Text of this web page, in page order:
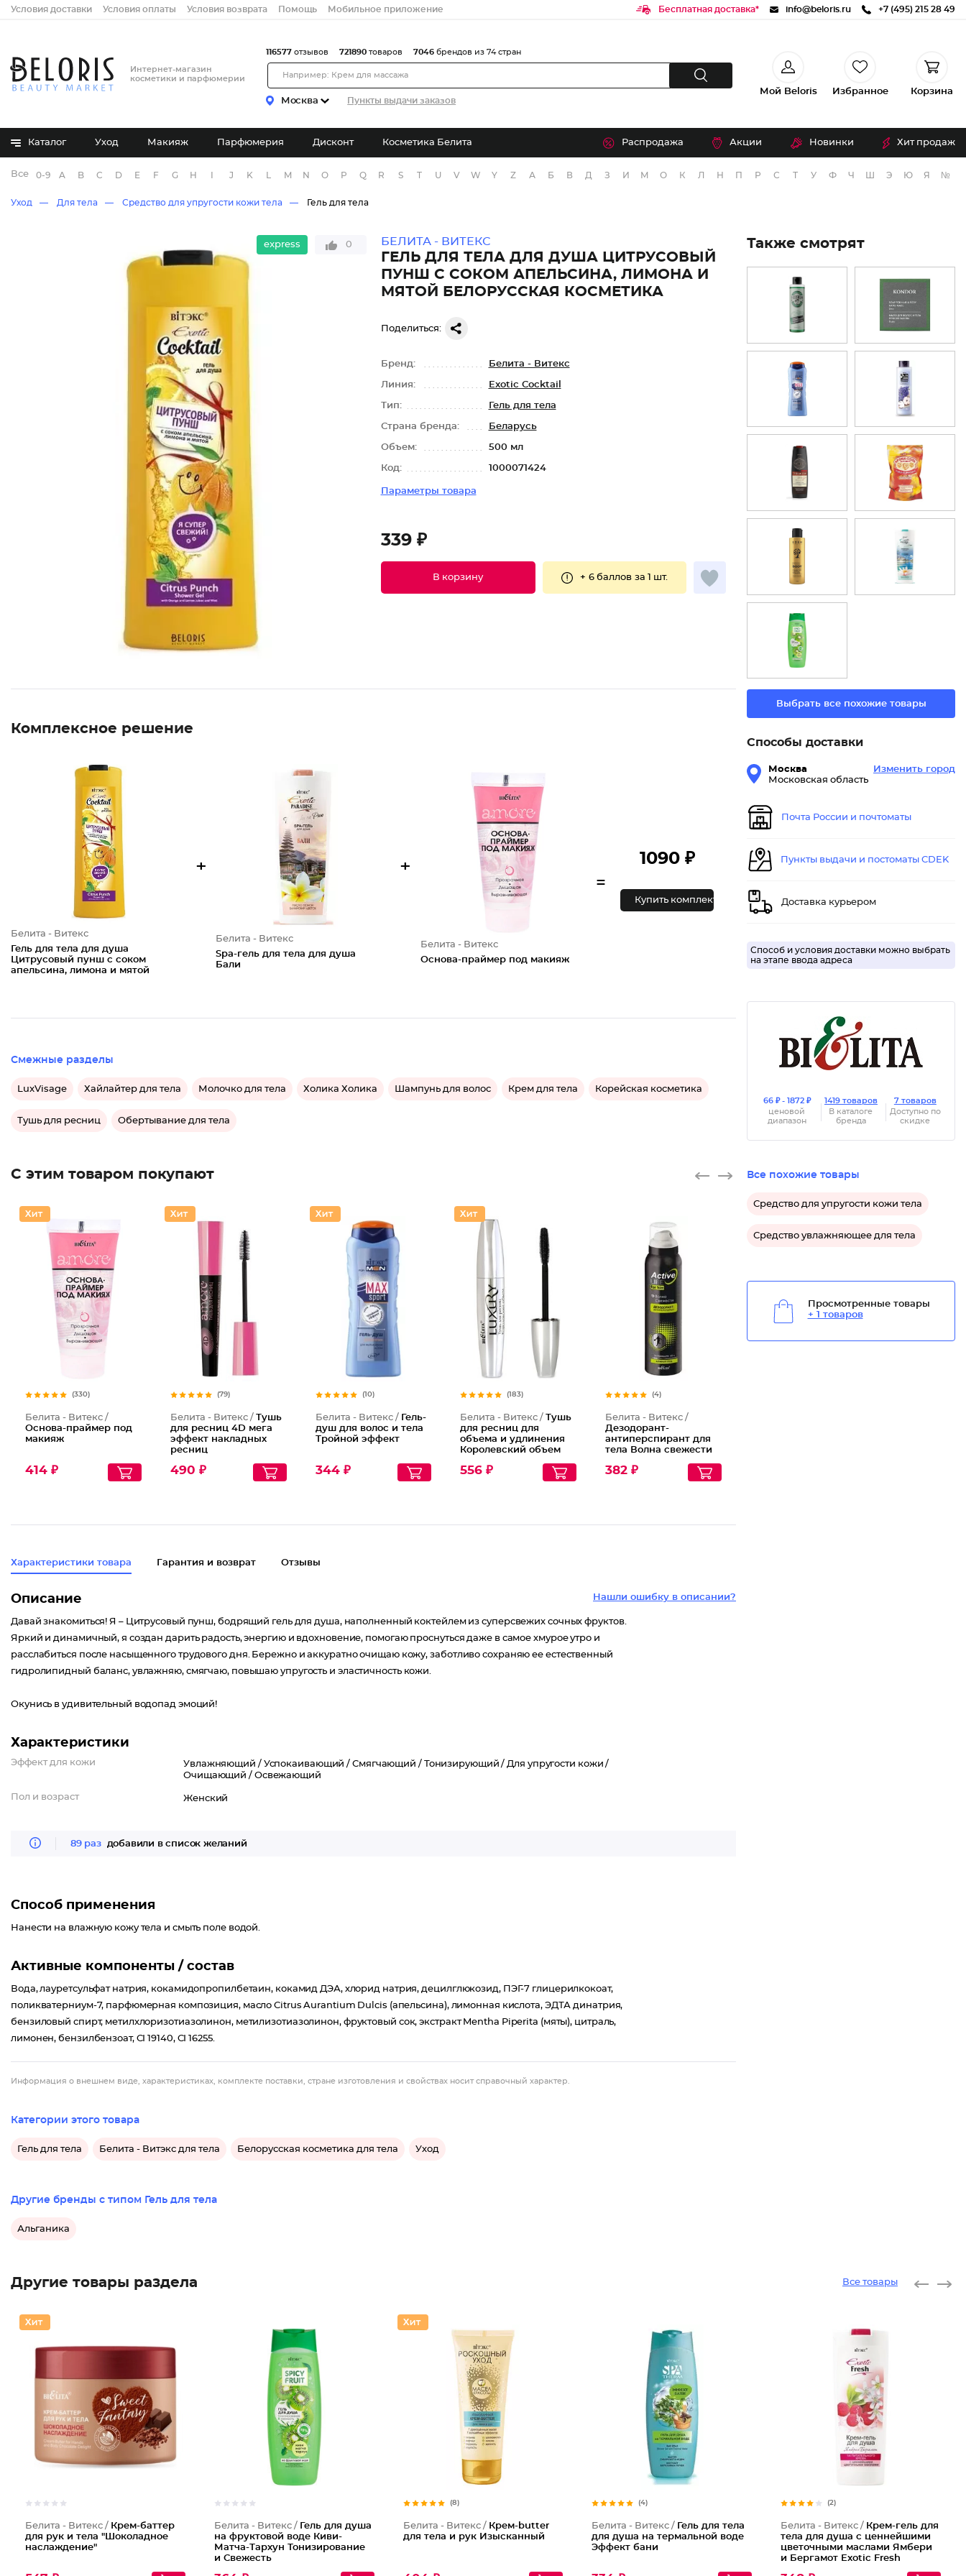
Условия доставки Условия оплаты Условия возврата Помощь Мобильное приложение Бесплатная доставка* info@beloris.ru +7 (495) 215 28 49
Интернет-магазин
косметики и парфюмерии
Москва Пункты выдачи заказов
116577 отзывов 721890 товаров 7046 брендов из 74 стран
Мой Beloris Избранное Корзина
Каталог Уход Макияж Парфюмерия Дисконт Косметика Белита Распродажа Акции Новинки Хит продаж
Все бренды
0-9 A B C D E F G H J K M N O P Q R S T U V W Y Z А Б В Д З И М О К Л Н П Р С Т У Ф Ч Э Ю Я №
Уход Для тела Средство для упругости кожи тела Гель для тела
express 0 БЕЛИТА - ВИТЕКС
ГЕЛЬ ДЛЯ ТЕЛА ДЛЯ ДУША ЦИТРУСОВЫЙ
ПУНШ С СОКОМ АПЕЛЬСИНА, ЛИМОНА И
МЯТОЙ БЕЛОРУССКАЯ КОСМЕТИКА
Поделиться:
Бренд: Белита - Витекс
Линия: Exotic Cocktail
Тип: Гель для тела
Страна бренда: Беларусь
Объем: 500 мл
Код: 1000071424
Параметры товара
339 ₽
В корзину + 6 баллов за 1 шт.
Комплексное решение
Белита - Витекс
Гель для тела для душа
Цитрусовый пунш с соком
апельсина, лимона и мятой
+
Белита - Витекс
Spa-гель для тела для душа
Бали
+
Белита - Витекс
Основа-праймер под макияж
=
1090 ₽
Купить комплект
Смежные разделы
LuxVisage Хайлайтер для тела Молочко для тела Холика Холика Шампунь для волос Крем для тела Корейская косметика
Тушь для ресниц Обертывание для тела
С этим товаром покупают
(330)
Белита - Витекс /
Основа-праймер под
макияж
414 ₽
(79)
Белита - Витекс / Тушь
для ресниц 4D мега
эффект накладных
ресниц
490 ₽
(10)
Белита - Витекс / Гель-
душ для волос и тела
Тройной эффект
344 ₽
(183)
Белита - Витекс /Тушь
для ресниц для
объема и удлинения
Королевский объем
556 ₽
(4)
Белита - Витекс /
Дезодорант-
антиперспирант для
тела Волна свежести
382 ₽
Характеристики товара Гарантия и возврат Отзывы
Нашли ошибку в описании?
Описание
Давай знакомиться! Я – Цитрусовый пунш, бодрящий гель для душа, наполненный коктейлем из суперсвежих сочных фруктов.
Яркий и динамичный, я создан дарить радость, энергию и вдохновение, помогаю проснуться даже в самое хмурое утро и
расслабиться после насыщенного трудового дня. Бережно и аккуратно очищаю кожу, заботливо сохраняю ее естественный
гидролипидный баланс, увлажняю, смягчаю, повышаю упругость и эластичность кожи.
Окунись в удивительный водопад эмоций!
Характеристики
Эффект для кожи Увлажняющий / Успокаивающий /Смягчающий / Тонизирующий /Для упругости кожи /
Очищающий / Освежающий
Пол и возраст Женский
89 раз добавили в список желаний
Способ применения
Нанести на влажную кожу тела и смыть поле водой.
Активные компоненты / состав
Вода, лауретсульфат натрия, кокамидопропилбетаин, кокамид ДЭА, хлорид натрия, децилглюкозид, ПЭГ-7 глицерилкокоат,
поликватерниум-7, парфюмерная композиция, масло Citrus Aurantium Dulcis (апельсина), лимонная кислота, ЭДТА динатрия,
бензиловый спирт, метилхлоризотиазолинон, метилизотиазолинон, фруктовый сок, экстракт Mentha Piperita (мяты), цитраль,
лимонен, бензилбензоат, CI 19140, CI 16255.
Информация о внешнем виде, характеристиках, комплекте поставки, стране изготовления и свойствах носит справочный характер.
Также смотрят
Выбрать все похожие товары
Способы доставки
Москва
Московская область
Изменить город
Почта России и почтоматы
Пункты выдачи и постоматы CDEK
Доставка курьером
Способ и условия доставки можно выбрать
на этапе ввода адреса
66 ₽ - 1872 ₽
ценовой
диапазон
1419 товаров
В каталоге
бренда
7 товаров
Доступно по
скидке
Все похожие товары
Средство для упругости кожи тела
Средство увлажняющее для тела
Просмотренные товары
+ 1 товаров
Категории этого товара
Гель для тела Белита - Витэкс для тела Белорусская косметика для тела Уход
Другие бренды с типом Гель для тела
Альганика
Другие товары раздела Все товары
Белита - Витекс / Крем-баттер
для рук и тела "Шоколадное
наслаждение"
Белита - Витекс / Гель для душа
на фруктовой воде Киви-
Матча-Тархун Тонизирование
и Свежесть
(8)
Белита - Витекс / Крем-butter
для тела и рук Изысканный
(4)
Белита - Витекс / Гель для тела
для душа на термальной воде
Эффект бани
(2)
Белита - Витекс / Крем-гель для
тела для душа с ценнейшими
цветочными маслами Ямбери
и Бергамот Exotic Fresh